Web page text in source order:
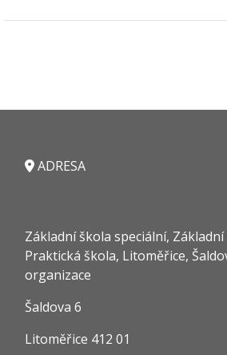
ADRESA
Základní škola speciální,
Praktická škola, Litoměřice,
organizace
Šaldova 6
Litoměřice 412 01